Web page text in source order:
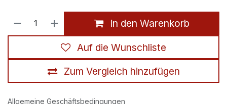
In den Warenkorb
Zum Vergleich hinzufügen
Auf die Wunschliste
Allgemeine Geschäftsbedingungen